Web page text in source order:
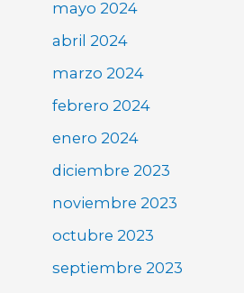
mayo 2024
abril 2024
marzo 2024
febrero 2024
enero 2024
diciembre 2023
noviembre 2023
octubre 2023
septiembre 2023